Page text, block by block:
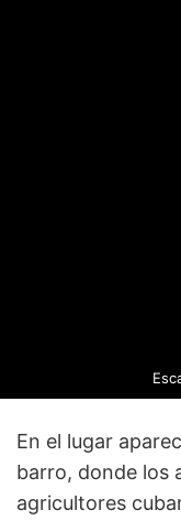
En el lugar
barro, donde los
agricultores